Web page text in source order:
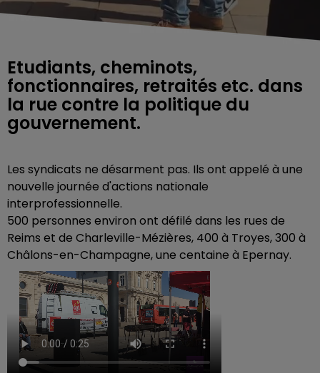
Etudiants, cheminots,
fonctionnaires, retraités etc. dans
la rue contre la politique du
gouvernement.
Les syndicats ne désarment pas. Ils ont appelé à une
nouvelle journée d'actions nationale
interprofessionnelle.
500 personnes environ ont défilé dans les rues de
Reims et de Charleville-Mézières, 400 à Troyes, 300 à
Châlons-en-Champagne, une centaine à Epernay.